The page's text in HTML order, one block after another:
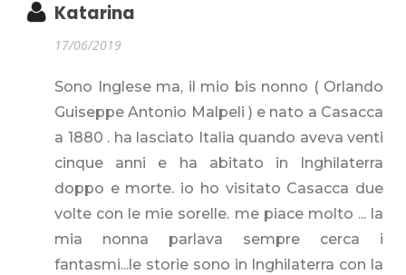
Katarina
17/06/2019
Sono Inglese ma, il mio bis nonno ( Orlando
Guiseppe Antonio Malpeli ) e nato a Casacca
a 1880 . ha lasciato Italia quando aveva venti
cinque anni e ha abitato in Inghilaterra
doppo e morte. io ho visitato Casacca due
volte con le mie sorelle. me piace molto ... la
mia nonna parlava sempre cerca i
fantasmi...le storie sono in Inghilaterra con la